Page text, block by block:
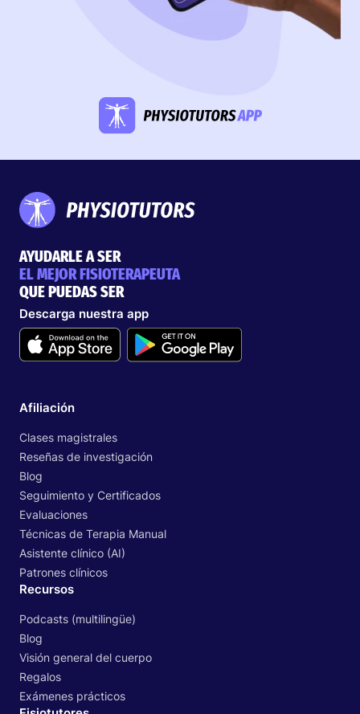
AYUDARLE A SER
EL MEJOR FISIOTERAPEUTA
QUE PUEDAS SER
Descarga nuestra app
Afiliación
Clases magistrales
Reseñas de investigación
Blog
Seguimiento y Certificados
Evaluaciones
Técnicas de Terapia Manual
Asistente clínico (AI)
Patrones clínicos
Recursos
Podcasts (multilingüe)
Blog
Visión general del cuerpo
Regalos
Exámenes prácticos